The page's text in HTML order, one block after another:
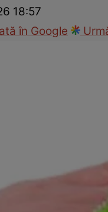
18:57
în Google